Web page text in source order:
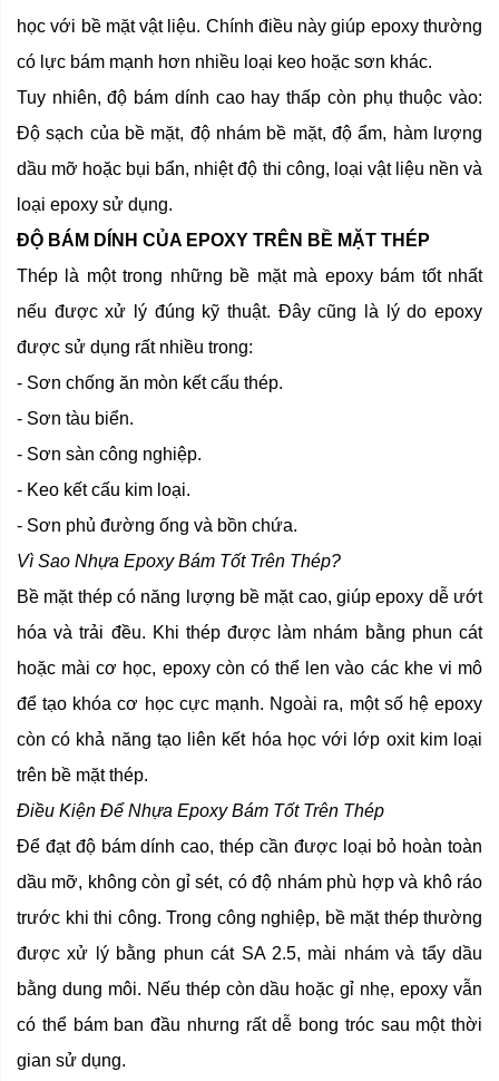
học với bề mặt vật liệu. Chính điều này giúp epoxy thường
có lực bám mạnh hơn nhiều loại keo hoặc sơn khác.
Tuy nhiên, độ bám dính cao hay thấp còn phụ thuộc vào:
Độ sạch của bề mặt, độ nhám bề mặt, độ ẩm, hàm lượng
dầu mỡ hoặc bụi bẩn, nhiệt độ thi công, loại vật liệu nền và
loại epoxy sử dụng.
ĐỘ BÁM DÍNH CỦA EPOXY TRÊN BỀ MẶT THÉP
Thép là một trong những bề mặt mà epoxy bám tốt nhất
nếu được xử lý đúng kỹ thuật. Đây cũng là lý do epoxy
được sử dụng rất nhiều trong:
- Sơn chống ăn mòn kết cấu thép.
- Sơn tàu biển.
- Sơn sàn công nghiệp.
- Keo kết cấu kim loại.
- Sơn phủ đường ống và bồn chứa.
Vì Sao Nhựa Epoxy Bám Tốt Trên Thép?
Bề mặt thép có năng lượng bề mặt cao, giúp epoxy dễ ướt
hóa và trải đều. Khi thép được làm nhám bằng phun cát
hoặc mài cơ học, epoxy còn có thể len vào các khe vi mô
để tạo khóa cơ học cực mạnh. Ngoài ra, một số hệ epoxy
còn có khả năng tạo liên kết hóa học với lớp oxit kim loại
trên bề mặt thép.
Điều Kiện Để Nhựa Epoxy Bám Tốt Trên Thép
Để đạt độ bám dính cao, thép cần được loại bỏ hoàn toàn
dầu mỡ, không còn gỉ sét, có độ nhám phù hợp và khô ráo
trước khi thi công. Trong công nghiệp, bề mặt thép thường
được xử lý bằng phun cát SA 2.5, mài nhám và tẩy dầu
bằng dung môi. Nếu thép còn dầu hoặc gỉ nhẹ, epoxy vẫn
có thể bám ban đầu nhưng rất dễ bong tróc sau một thời
gian sử dụng.